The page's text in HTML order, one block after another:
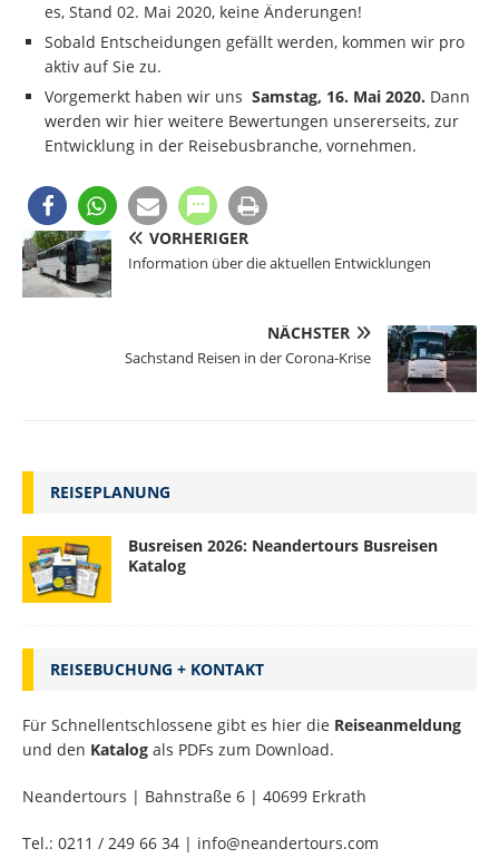
es, Stand 02. Mai 2020, keine Änderungen!
Sobald Entscheidungen gefällt werden, kommen wir pro
aktiv auf Sie zu.
Vorgemerkt haben wir uns Samstag, 16. Mai 2020. Dann
werden wir hier weitere Bewertungen unsererseits, zur
Entwicklung in der Reisebusbranche, vornehmen.
VORHERIGER
Information über die aktuellen Entwicklungen
NÄCHSTER
Sachstand Reisen in der Corona-Krise
REISEPLANUNG
Busreisen 2026: Neandertours Busreisen
Katalog
REISEBUCHUNG + KONTAKT
Für Schnellentschlossene gibt es hier die Reiseanmeldung
und den Katalog als PDFs zum Download.
Neandertours | Bahnstraße 6 | 40699 Erkrath
Tel.: 0211 / 249 66 34 | info@neandertours.com